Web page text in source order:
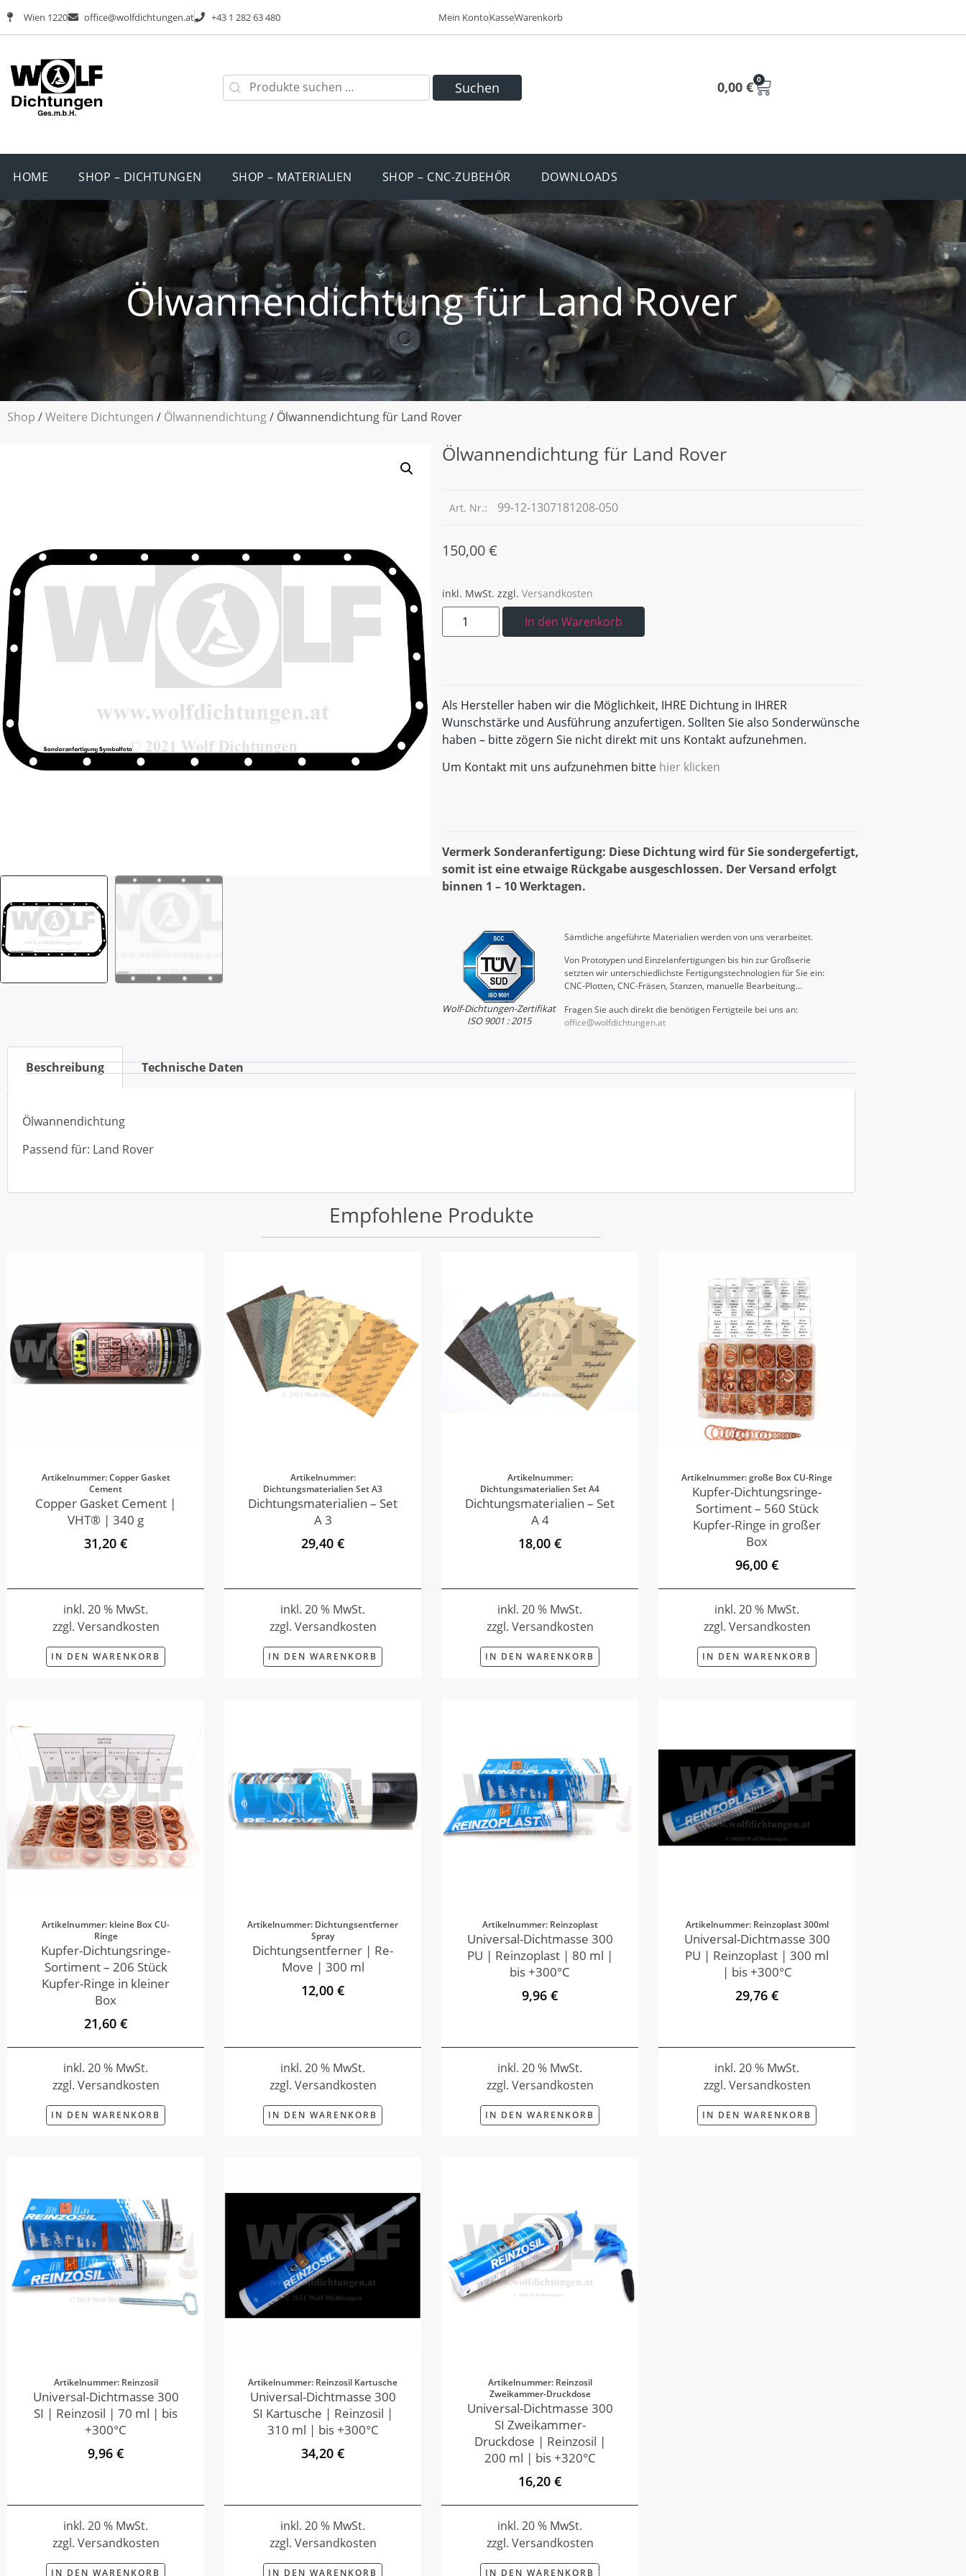
Wien 1220 office@wolfdichtungen.at +43 1 282 63 480 Mein KontoKasseWarenkorb
Suchen 0,00 € 0
HOME SHOP – DICHTUNGEN SHOP – MATERIALIEN SHOP – CNC-ZUBEHÖR DOWNLOADS
Ölwannendichtung für Land Rover
Shop /Weitere Dichtungen / Ölwannendichtung/ Ölwannendichtung für Land Rover
Ölwannendichtung für Land Rover
Art. Nr.: 99-12-1307181208-050
150,00€
inkl. MwSt. zzgl. Versandkosten
In den Warenkorb
Als Hersteller haben wir die Möglichkeit, IHRE Dichtung in IHRER
Wunschstärke und Ausführung anzufertigen. Sollten Sie also Sonderwünsche
haben – bitte zögern Sie nicht direkt mit uns Kontakt aufzunehmen.
Um Kontakt mit uns aufzunehmen bitte hier klicken
Vermerk Sonderanfertigung: Diese Dichtung wird für Sie sondergefertigt,
somit ist eine etwaige Rückgabe ausgeschlossen. Der Versand erfolgt
binnen 1 – 10 Werktagen.
Wolf-Dichtungen-Zertifikat
ISO 9001 : 2015
Sämtliche angeführte Materialien werden von uns verarbeitet.
Von Prototypen und Einzelanfertigungen bis hin zur Großserie
setzten wir unterschiedlichste Fertigungstechnologien für Sie ein:
CNC-Plotten, CNC-Fräsen, Stanzen, manuelle Bearbeitung…
Fragen Sie auch direkt die benötigen Fertigteile bei uns an:
office@wolfdichtungen.at
Beschreibung Technische Daten
Ölwannendichtung
Passend für: Land Rover
Empfohlene Produkte
Artikelnummer: Copper Gasket
Cement
Copper Gasket Cement |
VHT® | 340 g
31,20 €
inkl. 20 % MwSt.
zzgl. Versandkosten
IN DEN WARENKORB
Artikelnummer:
Dichtungsmaterialien Set A3
Dichtungsmaterialien – Set
A 3
29,40 €
inkl. 20 % MwSt.
zzgl. Versandkosten
IN DEN WARENKORB
Artikelnummer:
Dichtungsmaterialien Set A4
Dichtungsmaterialien – Set
A 4
18,00 €
inkl. 20 % MwSt.
zzgl. Versandkosten
IN DEN WARENKORB
Artikelnummer: große Box CU-Ringe
Kupfer-Dichtungsringe-
Sortiment – 560 Stück
Kupfer-Ringe in großer
Box
96,00 €
inkl. 20 % MwSt.
zzgl. Versandkosten
IN DEN WARENKORB
Artikelnummer: kleine Box CU-
Ringe
Kupfer-Dichtungsringe-
Sortiment – 206 Stück
Kupfer-Ringe in kleiner
Box
21,60 €
inkl. 20 % MwSt.
zzgl. Versandkosten
IN DEN WARENKORB
Artikelnummer: Dichtungsentferner
Spray
Dichtungsentferner | Re-
Move | 300 ml
12,00 €
inkl. 20 % MwSt.
zzgl. Versandkosten
IN DEN WARENKORB
Artikelnummer: Reinzoplast
Universal-Dichtmasse 300
PU | Reinzoplast | 80 ml |
bis +300°C
9,96 €
inkl. 20 % MwSt.
zzgl. Versandkosten
IN DEN WARENKORB
Artikelnummer: Reinzoplast 300ml
Universal-Dichtmasse 300
PU | Reinzoplast | 300 ml
| bis +300°C
29,76 €
inkl. 20 % MwSt.
zzgl. Versandkosten
IN DEN WARENKORB
Artikelnummer: Reinzosil
Universal-Dichtmasse 300
SI | Reinzosil | 70 ml | bis
+300°C
9,96 €
inkl. 20 % MwSt.
zzgl. Versandkosten
IN DEN WARENKORB
Artikelnummer: Reinzosil Kartusche
Universal-Dichtmasse 300
SI Kartusche | Reinzosil |
310 ml | bis +300°C
34,20 €
inkl. 20 % MwSt.
zzgl. Versandkosten
IN DEN WARENKORB
Artikelnummer: Reinzosil
Zweikammer-Druckdose
Universal-Dichtmasse 300
SI Zweikammer-
Druckdose | Reinzosil |
200 ml | bis +320°C
16,20 €
inkl. 20 % MwSt.
zzgl. Versandkosten
IN DEN WARENKORB